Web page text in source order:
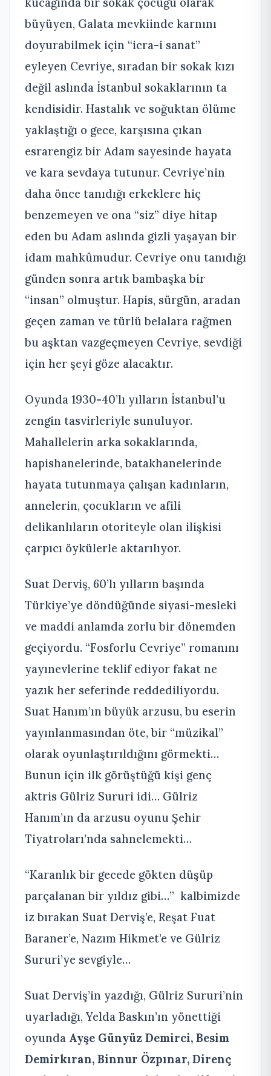
büyüyen, Galata mevkiinde karnını
doyurabilmek için “icra-i sanat”
eyleyen Cevriye, sıradan bir sokak kızı
değil aslında İstanbul sokaklarının ta
kendisidir. Hastalık ve soğuktan ölüme
yaklaştığı o gece, karşısına çıkan
esrarengiz bir Adam sayesinde hayata
ve kara sevdaya tutunur. Cevriye’nin
daha önce tanıdığı erkeklere hiç
benzemeyen ve ona “siz” diye hitap
eden bu Adam aslında gizli yaşayan bir
idam mahkûmudur. Cevriye onu tanıdığı
günden sonra artık bambaşka bir
“insan” olmuştur. Hapis, sürgün, aradan
geçen zaman ve türlü belalara rağmen
bu aşktan vazgeçmeyen Cevriye, sevdiği
için her şeyi göze alacaktır.
Oyunda 1930-40’lı yılların İstanbul’u
zengin tasvirleriyle sunuluyor.
Mahallelerin arka sokaklarında,
hapishanelerinde, batakhanelerinde
hayata tutunmaya çalışan kadınların,
annelerin, çocukların ve afili
delikanlıların otoriteyle olan ilişkisi
çarpıcı öykülerle aktarılıyor.
Suat Derviş, 60’lı yılların başında
Türkiye’ye döndüğünde siyasi-mesleki
ve maddi anlamda zorlu bir dönemden
geçiyordu. “Fosforlu Cevriye” romanını
yayınevlerine teklif ediyor fakat ne
yazık her seferinde reddediliyordu.
Suat Hanım’ın büyük arzusu, bu eserin
yayınlanmasından öte, bir “müzikal”
olarak oyunlaştırıldığını görmekti…
Bunun için ilk görüştüğü kişi genç
aktris Gülriz Sururi idi… Gülriz
Hanım’ın da arzusu oyunu Şehir
Tiyatroları’nda sahnelemekti…
“Karanlık bir gecede gökten düşüp
parçalanan bir yıldız gibi…” kalbimizde
iz bırakan Suat Derviş’e, Reşat Fuat
Baraner’e, Nazım Hikmet’e ve Gülriz
Sururi’ye sevgiyle…
Suat Derviş’in yazdığı, Gülriz Sururi’nin
uyarladığı, Yelda Baskın’ın yönettiği
oyunda Ayşe Günyüz Demirci, Besim
Demirkıran, Binnur Özpınar, Direnç